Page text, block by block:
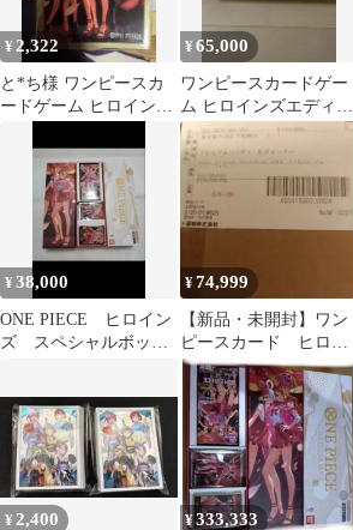
¥2,322
と*ち様 ワンピースカ
ードゲーム ヒロインズ
未開封
¥65,000
ワンピースカードゲー
ム ヒロインズエディシ
ョン スペシャルセッ
ト 未開封
¥38,000
ONE PIECE ヒロイン
ズ スペシャルボック
¥74,999
【新品・未開封】ワン
ピースカード ヒロイ
ンズエディションスペ
シャルセット
¥ 2,400 ¥333,333